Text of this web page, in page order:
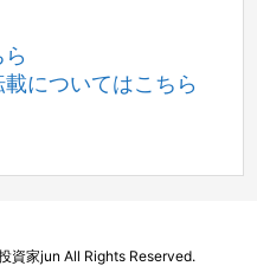
についてはこちら
資家jun All Rights Reserved.